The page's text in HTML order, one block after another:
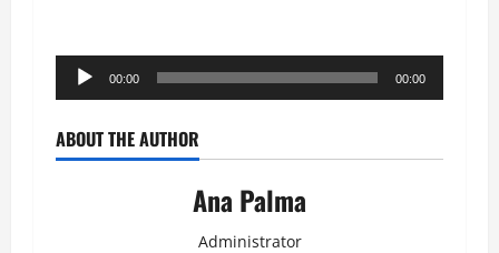
Reproductor
de
00:00 00:00
ABOUT THE AUTHOR
Ana Palma
Administrator